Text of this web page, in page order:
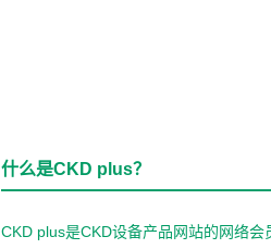
什么是CKD plus？
CKD plus是CKD设备产品网站的网络